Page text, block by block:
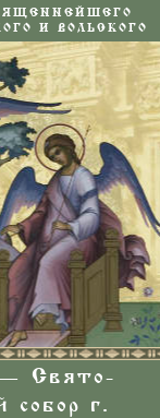
И ВОЛЬСКОГО
— Свято-
собор г.